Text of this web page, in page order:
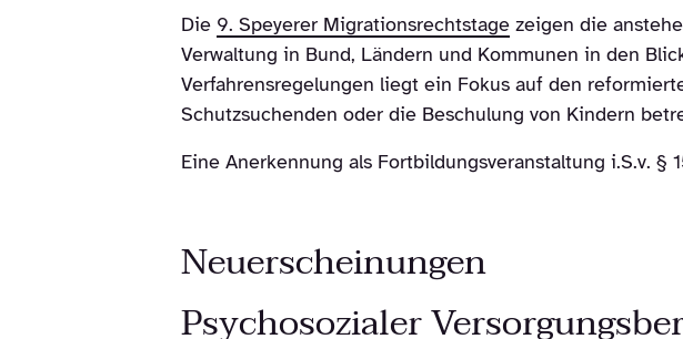
Die 9. Speyerer Migrationsrechtstage zeigen die
Verwaltung in Bund, Ländern und Kommunen in den
Verfahrensregelungen liegt ein Fokus auf den
Schutzsuchenden oder die Beschulung von Kindern
Eine Anerkennung als Fortbildungsveranstaltung i.S.v. §
Neuerscheinungen
Psychosozialer